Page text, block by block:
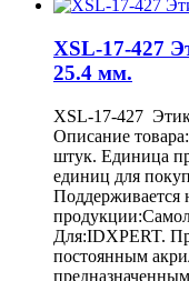
XSL-17-427
25.4 мм.
XSL-17-427
Описание
штук. Единица
единиц для
Поддерживается
Для:IDXPERT.
постоянным